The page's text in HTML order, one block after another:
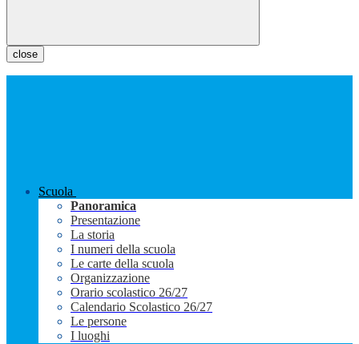
close
Scuola
Panoramica
Presentazione
La storia
I numeri della scuola
Le carte della scuola
Organizzazione
Orario scolastico 26/27
Calendario Scolastico 26/27
Le persone
I luoghi